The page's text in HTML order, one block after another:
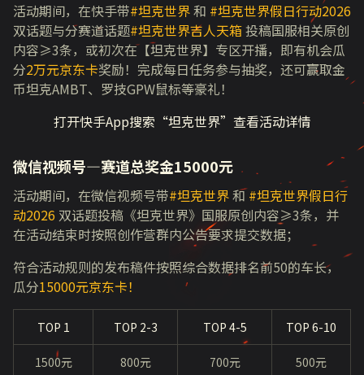
活动期间，在快手带#坦克世界和 #坦克世界假日行动2026
双话题与分赛道话题#坦克世界吉人天箱投稿国服相关原创
内容≥3条，或初次在【坦克世界】专区开播，即有机会瓜
分2万元京东卡奖励！完成每日任务参与抽奖，还可赢取金
币坦克AMBT、罗技GPW鼠标等豪礼！
打开快手App搜索“坦克世界”查看活动详情
微信视频号—赛道总奖金15000元
活动期间，在微信视频号带#坦克世界和#坦克世界假日行
动2026 双话题投稿《坦克世界》国服原创内容≥3条，并
在活动结束时按照创作营群内公告要求提交数据；
符合活动规则的发布稿件按照综合数据排名前50的车长，
瓜分15000元京东卡！
TOP 1 TOP 2-3 TOP 4-5 TOP 6-10
1500元 800元 700元 500元